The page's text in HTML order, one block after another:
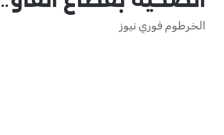
الخرطوم فوري نيوز